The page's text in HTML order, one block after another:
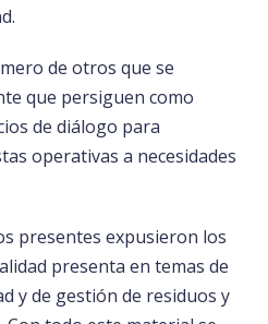
de otros que se
que persiguen como
de diálogo para
operativas a necesidades
presentes expusieron los
presenta en temas de
y de gestión de residuos y